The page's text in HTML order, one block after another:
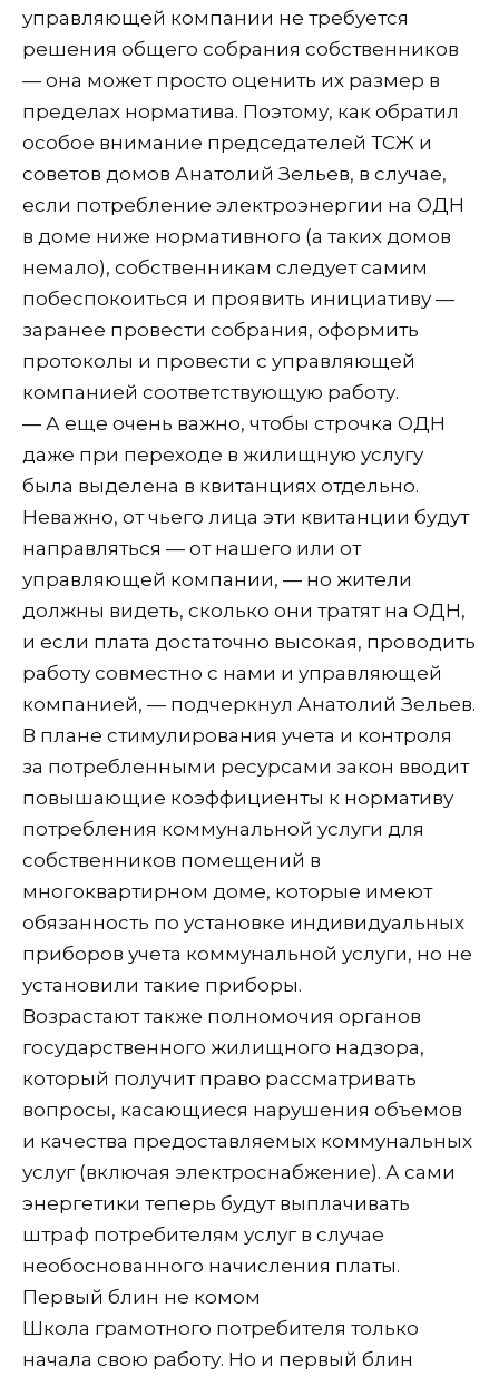
управляющей компании не требуется
решения общего собрания собственников
— она может просто оценить их размер в
пределах норматива. Поэтому, как обратил
особое внимание председателей ТСЖ и
советов домов Анатолий Зельев, в случае,
если потребление электроэнергии на ОДН
в доме ниже нормативного (а таких домов
немало), собственникам следует самим
побеспокоиться и проявить инициативу —
заранее провести собрания, оформить
протоколы и провести с управляющей
компанией соответствующую работу.
— А еще очень важно, чтобы строчка ОДН
даже при переходе в жилищную услугу
была выделена в квитанциях отдельно.
Неважно, от чьего лица эти квитанции будут
направляться — от нашего или от
управляющей компании, — но жители
должны видеть, сколько они тратят на ОДН,
и если плата достаточно высокая, проводить
работу совместно с нами и управляющей
компанией, — подчеркнул Анатолий Зельев.
В плане стимулирования учета и контроля
за потребленными ресурсами закон вводит
повышающие коэффициенты к нормативу
потребления коммунальной услуги для
собственников помещений в
многоквартирном доме, которые имеют
обязанность по установке индивидуальных
приборов учета коммунальной услуги, но не
установили такие приборы.
Возрастают также полномочия органов
государственного жилищного надзора,
который получит право рассматривать
вопросы, касающиеся нарушения объемов
и качества предоставляемых коммунальных
услуг (включая электроснабжение). А сами
энергетики теперь будут выплачивать
штраф потребителям услуг в случае
необоснованного начисления платы.
Первый блин не комом
Школа грамотного потребителя только
начала свою работу. Но и первый блин